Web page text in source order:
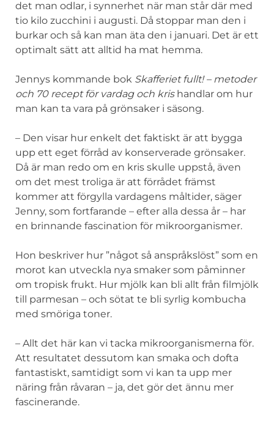
det man odlar, i synnerhet när man står där med
tio kilo zucchini i augusti. Då stoppar man den i
burkar och så kan man äta den i januari. Det är ett
optimalt sätt att alltid ha mat hemma.
Jennys kommande bok Skafferiet fullt! – metoder
och 70 recept för vardag och krishandlar om hur
man kan ta vara på grönsaker i säsong.
– Den visar hur enkelt det faktiskt är att bygga
upp ett eget förråd av konserverade grönsaker.
Då är man redo om en kris skulle uppstå, även
om det mest troliga är att förrådet främst
kommer att förgylla vardagens måltider, säger
Jenny, som fortfarande – efter alla dessa år – har
en brinnande fascination för mikroorganismer.
Hon beskriver hur ”något så anspråkslöst” som en
morot kan utveckla nya smaker som påminner
om tropisk frukt. Hur mjölk kan bli allt från filmjölk
till parmesan – och sötat te bli syrlig kombucha
med smöriga toner.
– Allt det här kan vi tacka mikroorganismerna för.
Att resultatet dessutom kan smaka och dofta
fantastiskt, samtidigt som vi kan ta upp mer
näring från råvaran – ja, det gör det ännu mer
fascinerande.